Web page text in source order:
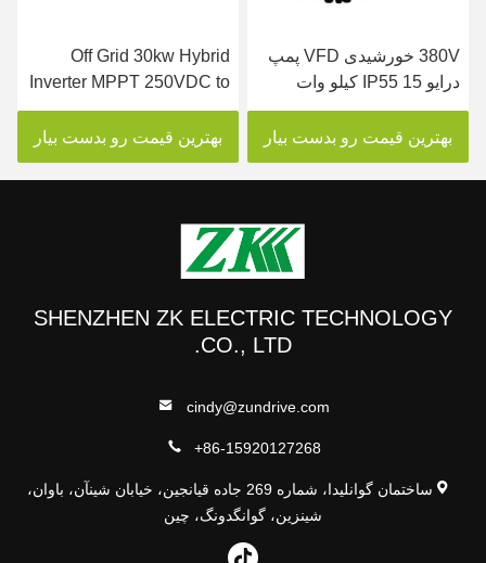
380V خورشیدی VFD پمپ
درایو IP55 15 کیلو وات
اینورتر خورشیدی سه فاز
بهترین قیمت رو بدست بیار
Off Grid 30kw Hybrid
Inverter MPPT 250VDC to
800VDC ولتاژ ورودی
بهترین قیمت رو بدست بیار
SHENZHEN ZK ELECTRIC TECHNOLOGY
CO., LTD.
cindy@zundrive.com
+86-15920127268
ساختمان گوانلیدا، شماره 269 جاده قیانجین، خیابان شینآن، باوان،
شینزین، گوانگدونگ، چین